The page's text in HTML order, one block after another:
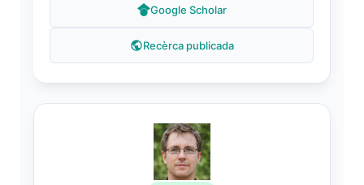
clinica e supervisa l’exactitud medica de la ret
sus l’analisi de biomarcadors e la interpretacion
dels índexs dels globuls roges en tematicas de
medicina de laboratòri.
Google Scholar
Recèrca publicada